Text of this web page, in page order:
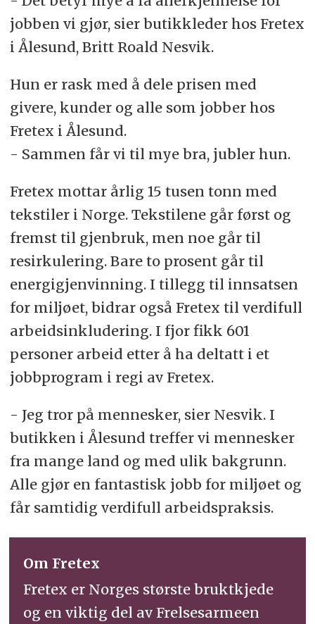
jobben vi gjør, sier butikkleder hos Fretex
i Ålesund, Britt Roald Nesvik.
Hun er rask med å dele prisen med
givere, kunder og alle som jobber hos
Fretex i Ålesund.
- Sammen får vi til mye bra, jubler hun.
Fretex mottar årlig 15 tusen tonn med
tekstiler i Norge. Tekstilene går først og
fremst til gjenbruk, men noe går til
resirkulering. Bare to prosent går til
energigjenvinning. I tillegg til innsatsen
for miljøet, bidrar også Fretex til verdifull
arbeidsinkludering. I fjor fikk 601
personer arbeid etter å ha deltatt i et
jobbprogram i regi av Fretex.
- Jeg tror på mennesker, sier Nesvik. I
butikken i Ålesund treffer vi mennesker
fra mange land og med ulik bakgrunn.
Alle gjør en fantastisk jobb for miljøet og
får samtidig verdifull arbeidspraksis.
Om Fretex
Fretex er Norges største bruktkjede
og en viktig del av Frelsesarmeen